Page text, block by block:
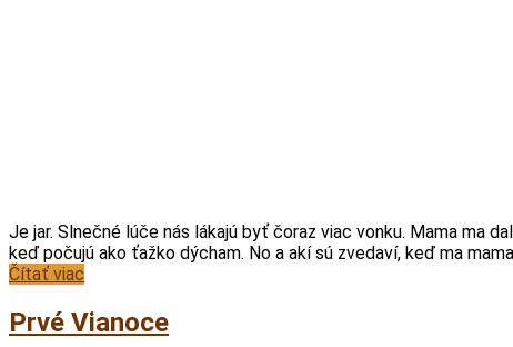
Je jar. Slnečné lúče nás lákajú byť čoraz viac vonku. Mama ma
keď počujú ako ťažko dýcham. No a akí sú zvedaví, keď ma
Čítať viac
Prvé Vianoce